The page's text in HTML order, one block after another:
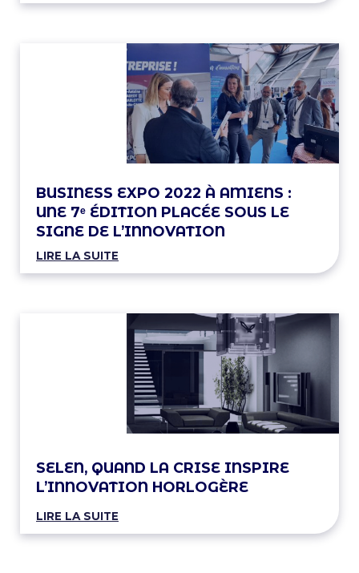
BUSINESS EXPO 2022 À AMIENS :
UNE 7ᵉ ÉDITION PLACÉE SOUS LE
SIGNE DE L’INNOVATION
LIRE LA SUITE
SELEN, QUAND LA CRISE INSPIRE
L’INNOVATION HORLOGÈRE
LIRE LA SUITE